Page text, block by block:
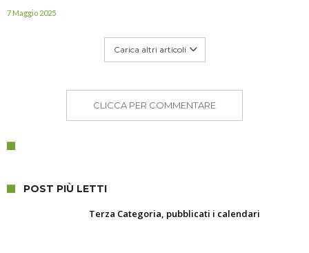
7 Maggio 2025
Carica altri articoli
CLICCA PER COMMENTARE
POST PIÙ LETTI
Terza Categoria, pubblicati i calendari